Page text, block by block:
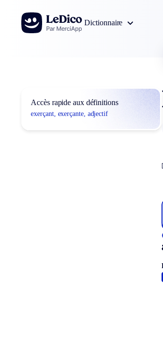
Aller au contenu
Dictionnaire
Accès rapide aux définitions
exerçant, exerçante, adjectif